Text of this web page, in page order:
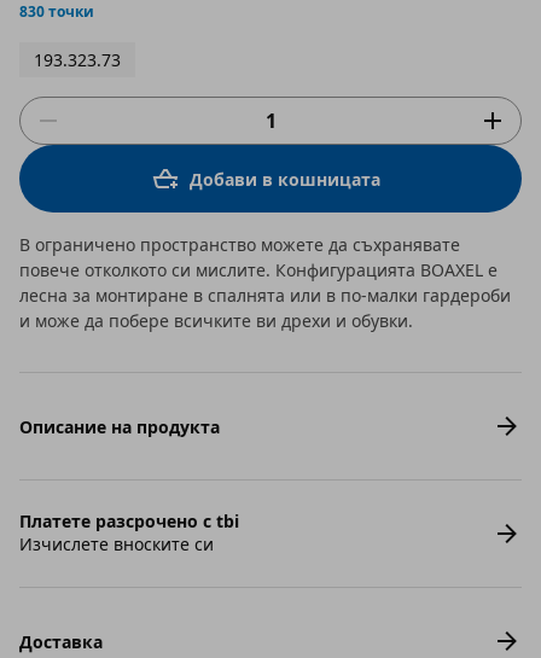
830 точки
193.323.73
Добави в кошницата
В ограничено пространство можете да съхранявате
повече отколкото си мислите. Конфигурацията BOAXEL е
лесна за монтиране в спалнята или в по-малки гардероби
и може да побере всичките ви дрехи и обувки.
Описание на продукта
Платете разсрочено с tbi
Изчислете вноските си
Доставка